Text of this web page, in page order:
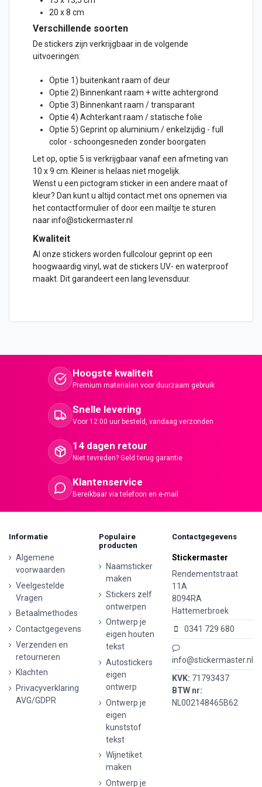
20 x 8 cm
Verschillende soorten
De stickers zijn verkrijgbaar in de volgende
uitvoeringen:
Optie 1) buitenkant raam ofdeur
Optie 2) Binnenkant raam + witte achtergrond
Optie 3) Binnenkant raam / transparant
Optie 4) Achterkant raam / statische folie
Optie 5) Geprint op aluminium / enkelzijdig - full
color - schoongesneden zonder boorgaten
Let op, optie 5 is verkrijgbaar vanaf een afmeting van
10 x 9 cm. Kleiner is helaas niet mogelijk.
Wenst u een pictogram sticker in een andere maat of
kleur? Dan kunt u altijd contact met ons opnemen via
het contactformulier of door een mailtje te sturen
naar info@stickermaster.nl
Kwaliteit
Al onze stickers worden fullcolour geprint op een
hoogwaardig vinyl, wat de stickers UV- en waterproof
maakt. Dit garandeert een lang levensduur.
Hoogste kwaliteit
Premium materialen voor duurzaam gebruik
Snelle levering
Voor 12:00 uur besteld, vandaag verzonden
14 dagen retour
Niet tevreden? Geld terug garantie
Klantenservice
Bereikbaar via telefoon en e-mail
Informatie
Algemene
voorwaarden
Veelgestelde
Vragen
Betaalmethodes
Contactgegevens
Verzenden en
retourneren
Klachten
Privacyverklaring
AVG/GDPR
Populaire
producten
Naamsticker
maken
Stickers zelf
ontwerpen
Ontwerp je
eigen houten
tekst
Autostickers
eigen
ontwerp
Ontwerp je
eigen
kunststof
tekst
Wijnetiket
maken
Ontwerp je
Contactgegevens
Stickermaster
Rendementstraat
11A
8094RA
Hattemerbroek
0341 729 680
info@stickermaster.nl
KVK: 71793437
BTW nr:
NL002148465B62